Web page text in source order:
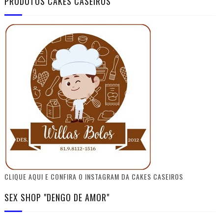
CLIQUE AQUI E CONFIRA O INSTAGRAM DA CAKES CASEIROS
SEX SHOP "DENGO DE AMOR"